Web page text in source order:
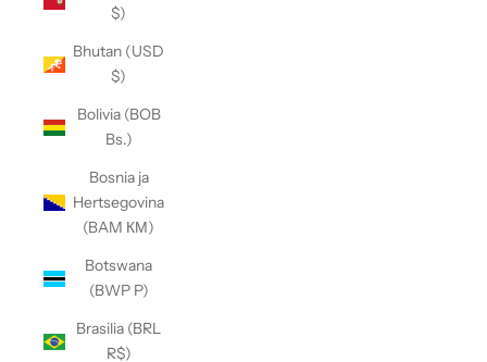
$)
Bhutan (USD
$)
Bolivia (BOB
Bs.)
Bosnia ja
Hertsegovina
(BAM КМ)
Botswana
(BWP P)
Brasilia (BRL
R$)